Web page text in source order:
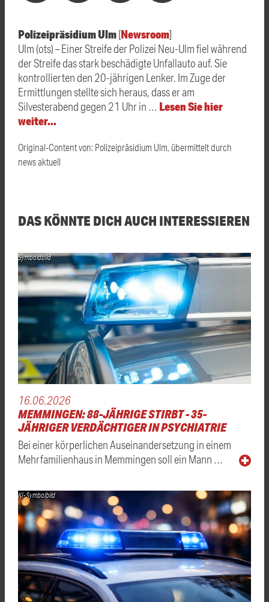
Polizeipräsidium Ulm[Newsroom]
Ulm (ots) – Einer Streife der Polizei Neu-Ulm fiel während
der Streife das stark beschädigte Unfallauto auf. Sie
kontrollierten den 20-jährigen Lenker. Im Zuge der
Ermittlungen stellte sich heraus, dass er am
Silvesterabend gegen 21 Uhr in … Lesen Sie hier
weiter…
Original-Content von: Polizeipräsidium Ulm, übermittelt durch
news aktuell
DAS KÖNNTE DICH AUCH INTERESSIEREN
Symboldbild
16.06.2026
MEMMINGEN: 88-JÄHRIGE STIRBT - 35-
JÄHRIGER VERDÄCHTIGER IN PSYCHIATRIE
Bei einer körperlichen Auseinandersetzung in einem
Mehrfamilienhaus in Memmingen soll ein Mann …
KI-Symbolbild